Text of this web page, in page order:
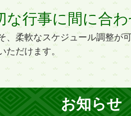
な行事に間に合
、柔軟なスケジュール調整が
だけます。
お知らせ